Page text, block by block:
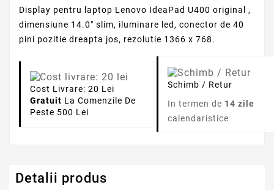
Display pentru laptop Lenovo IdeaPad U400 original ,
dimensiune 14.0" slim, iluminare led, conector de 40
pini pozitie dreapta jos, rezolutie 1366 x 768.
Cost Livrare: 20 Lei
Gratuit La Comenzile De
Peste 500 Lei
Schimb / Retur
In termen de 14 zile
calendaristice
Detalii produs